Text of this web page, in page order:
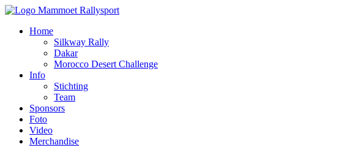
Home
Silkway Rally
Dakar
Morocco Desert Challenge
Info
Stichting
Team
Sponsors
Foto
Video
Merchandise